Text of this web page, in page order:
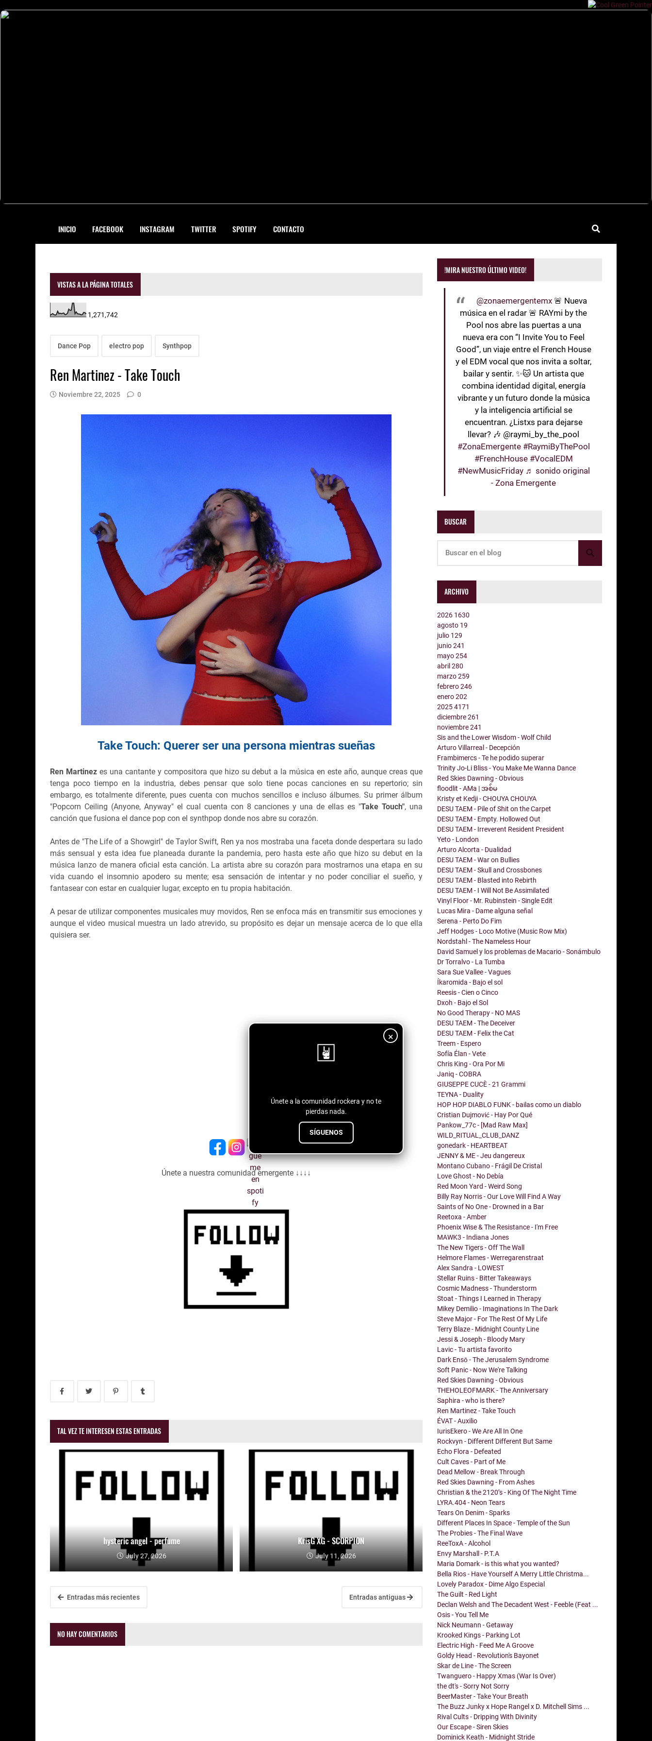
INICIO FACEBOOK INSTAGRAM TWITTER SPOTIFY CONTACTO
×
Únete a la comunidad rockera y no te
pierdas nada.
SÍGUENOS
VISTAS A LA PÁGINA TOTALES
1,271,742
Dance Pop electro pop Synthpop
Ren Martinez - Take Touch
Noviembre 22, 2025 0
Take Touch: Querer ser una persona mientras sueñas
Ren Martinezes una cantante y compositora que hizo su debut a la música en este año, aunque creas que
tenga poco tiempo en la industria, debes pensar que solo tiene pocas canciones en su repertorio; sin
embargo, es totalmente diferente, pues cuenta con muchos sencillos e incluso álbumes. Su primer álbum
"Popcorn Ceiling (Anyone, Anyway" el cual cuenta con 8 canciones y una de ellas es "Take Touch", una
canción que fusiona el dance pop con el synthpop donde nos abre su corazón.
Antes de "The Life of a Showgirl" de Taylor Swift, Ren ya nos mostraba una faceta donde despertara su lado
más sensual y esta idea fue planeada durante la pandemia, pero hasta este año que hizo su debut en la
música lanzo de manera oficial esta canción. La artista abre su corazón para mostrarnos una etapa en su
vida cuando el insomnio apodero su mente; esa sensación de intentar y no poder conciliar el sueño, y
fantasear con estar en cualquier lugar, excepto en tu propia habitación.
A pesar de utilizar componentes musicales muy movidos, Ren se enfoca más en transmitir sus emociones y
aunque el video musical muestra un lado atrevido, su propósito es dejar un mensaje acerca de lo que ella
quisiera ser.
Únete a nuestra comunidad emergente ↓↓↓↓
TAL VEZ TE INTERESEN ESTAS ENTRADAS
hysteric angel - perfume
July 27, 2026
KrisG XG - SCORPION
July 11, 2026
Entradas más recientes Entradas antiguas
NO HAY COMENTARIOS
!MIRA NUESTRO ÚLTIMO VIDEO!
@zonaemergentemx 🚨 Nueva
música en el radar 🚨 RAYmi by the
Pool nos abre las puertas a una
nueva era con “I Invite You to Feel
Good”, un viaje entre el French House
y el EDM vocal que nos invita a soltar,
bailar y sentir. ✨🐱 Un artista que
combina identidad digital, energía
vibrante y un futuro donde la música
y la inteligencia artificial se
encuentran. ¿Listxs para dejarse
llevar? 🎶 @raymi_by_the_pool
#ZonaEmergente #RaymiByThePool
#FrenchHouse #VocalEDM
#NewMusicFriday ♬ sonido original
- Zona Emergente
BUSCAR
ARCHIVO
2026 1630
agosto 19
julio 129
junio241
mayo254
abril280
marzo259
febrero246
enero202
20254171
diciembre261
noviembre241
Sis and the Lower Wisdom - Wolf Child
Arturo Villarreal - Decepción
Frambimercs - Te he podido superar
Trinity Jo-Li Bliss - You Make Me Wanna Dance
Red Skies Dawning - Obvious
floodlit - AMa | အစ်မ
Kristy et Kedji - CHOUYA CHOUYA
DESU TAEM - Pile of Shit on the Carpet
DESU TAEM - Empty. Hollowed Out
DESU TAEM - Irreverent Resident President
Yeto - London
Arturo Alcorta - Dualidad
DESU TAEM - War on Bullies
DESU TAEM - Skull and Crossbones
DESU TAEM - Blasted into Rebirth
DESU TAEM - I Will Not Be Assimilated
Vinyl Floor - Mr. Rubinstein - Single Edit
Lucas Mira - Dame alguna señal
Serena - Perto Do Fim
Jeff Hodges - Loco Motive (Music Row Mix)
Nordstahl - The Nameless Hour
David Samuel y los problemas de Macario - Sonámbulo
Dr Torralvo - La Tumba
Sara Sue Vallee - Vagues
Íkaromida - Bajo el sol
Reesis - Cien o Cinco
Dxoh - Bajo el Sol
No Good Therapy - NO MAS
DESU TAEM - The Deceiver
DESU TAEM - Felix the Cat
Treem - Espero
Sofía Élan - Vete
Chris King - Ora Por Mi
Janiq - COBRA
GIUSEPPE CUCÈ - 21 Grammi
TEYNA - Duality
HOP HOP DIABLO FUNK - bailas como un diablo
Cristian Dujmović - Hay Por Qué
Pankow_77c - [Mad Raw Max]
WILD_RITUAL_CLUB_DANZ
gonedark - HEARTBEAT
JENNY & ME - Jeu dangereux
Montano Cubano - Frágil De Cristal
Love Ghost - No Debía
Red Moon Yard - Weird Song
Billy Ray Norris - Our Love Will Find A Way
Saints of No One - Drowned in a Bar
Reetoxa - Amber
Phoenix Wise & The Resistance - I'm Free
MAWK3 - Indiana Jones
The New Tigers - Off The Wall
Helmore Flames - Werregarenstraat
Alex Sandra - LOWEST
Stellar Ruins - Bitter Takeaways
Cosmic Madness - Thunderstorm
Stoat - Things I Learned in Therapy
Mikey Demilio - Imaginations In The Dark
Steve Major - For The Rest Of My Life
Terry Blaze - Midnight County Line
Jessi & Joseph - Bloody Mary
Lavic - Tu artista favorito
Dark Ensō - The Jerusalem Syndrome
Soft Panic - Now We're Talking
Red Skies Dawning - Obvious
THEHOLEOFMARK - The Anniversary
Saphira - who is there?
Ren Martinez - Take Touch
ÉVAT - Auxilio
IurisEkero - We Are All In One
Rockvyn - Different Different But Same
Echo Flora - Defeated
Cult Caves - Part of Me
Dead Mellow - Break Through
Red Skies Dawning - From Ashes
Christian & the 2120’s - King Of The Night Time
LYRA.404 - Neon Tears
Tears On Denim - Sparks
Different Places In Space - Temple of the Sun
The Probies - The Final Wave
ReeToxA - Alcohol
Envy Marshall - P.T.A
Maria Domark - is this what you wanted?
Bella Rios - Have Yourself A Merry Little Christma...
Lovely Paradox - Dime Algo Especial
The Guilt - Red Light
Declan Welsh and The Decadent West - Feeble (Feat ...
Osis - You Tell Me
Nick Neumann - Getaway
Krooked Kings - Parking Lot
Electric High - Feed Me A Groove
Goldy Head - Revolution's Bayonet
Skar de Line - The Screen
Twanguero - Happy Xmas (War Is Over)
the dt's - Sorry Not Sorry
BeerMaster - Take Your Breath
The Buzz Junky x Hope Rangel x D. Mitchell Sims ...
Rival Cults - Dripping With Divinity
Our Escape - Siren Skies
Dominick Keath - Midnight Stride